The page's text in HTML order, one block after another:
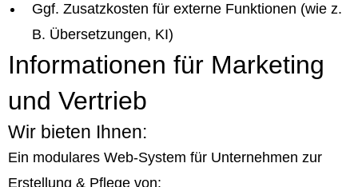
Ggf. Zusatzkosten für externe Funktionen (wie z.
B. Übersetzungen, KI)
Informationen für Marketing
und Vertrieb
Wir bieten Ihnen:
Ein modulares Web-System für Unternehmen zur
Erstellung & Pflege von: